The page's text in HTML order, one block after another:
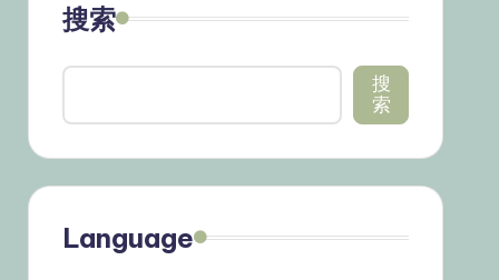
搜索
搜
索
Language